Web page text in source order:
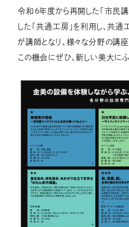
令和６年度から再開した「市民
した「共通工房」を利用し、共通
が講師となり、様々な分野の講座
この機会にぜひ、新しい美大にふ